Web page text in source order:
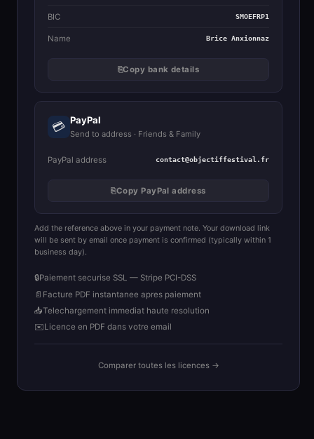
BIC SMOEFRP1
Name Brice Anxionnaz
⎘Copy bank details
💳 PayPal
Send to address · Friends & Family
PayPal address contact@objectiffestival.fr
⎘Copy PayPal address
Add the reference above in your payment note. Your download link
will be sent by email once payment is confirmed (typically within 1
business day).
🔒Paiement securise SSL — Stripe PCI-DSS
📄 Facture PDF instantanee apres paiement
📥Telechargement immediat haute resolution
✉️Licence en PDF dans votre email
Comparer toutes les licences →